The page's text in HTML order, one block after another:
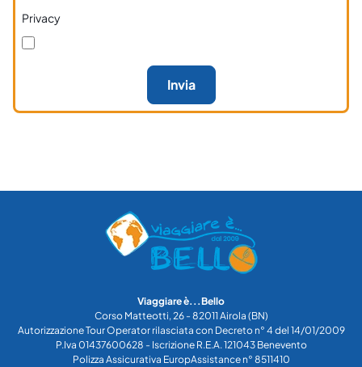
Privacy
Invia
Viaggiare è...Bello
Corso Matteotti, 26 - 82011 Airola (BN)
Autorizzazione Tour Operator rilasciata con Decreto n° 4 del 14/01/2009
P.Iva 01437600628 - Iscrizione R.E.A. 121043 Benevento
Polizza Assicurativa EuropAssistance n° 8511410